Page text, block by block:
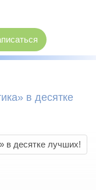
в десятке